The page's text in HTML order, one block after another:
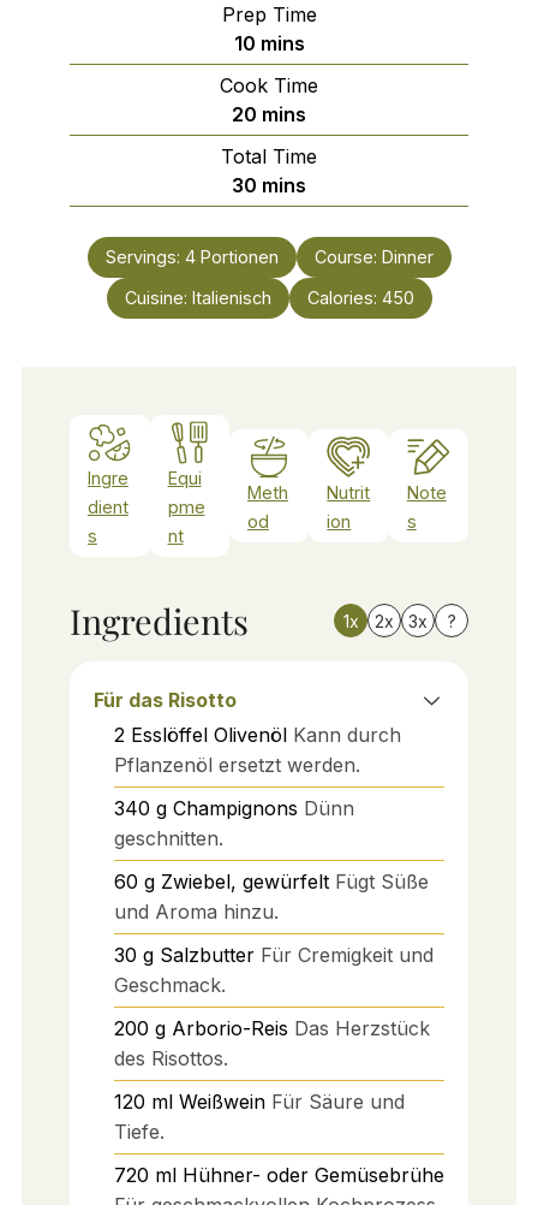
Prep Time
10minutes
mins
Cook Time
20 minutes
mins
Total Time
30 minutes
mins
Servings: 4 Portionen Course: Dinner
Cuisine: Italienisch Calories: 450
Ingre
dient
s
Equi
pme
nt
Meth
od
Nutrit
ion
Note
s
Ingredients 1x 2x 3x ?
Für das Risotto
2 Esslöffel Olivenöl Kann durch
Pflanzenöl ersetzt werden.
340 g Champignons Dünn
geschnitten.
60 g Zwiebel, gewürfelt Fügt Süße
und Aroma hinzu.
30 g Salzbutter Für Cremigkeit und
Geschmack.
200 g Arborio-Reis Das Herzstück
des Risottos.
120 ml Weißwein Für Säure und
Tiefe.
720 ml Hühner- oder Gemüsebrühe